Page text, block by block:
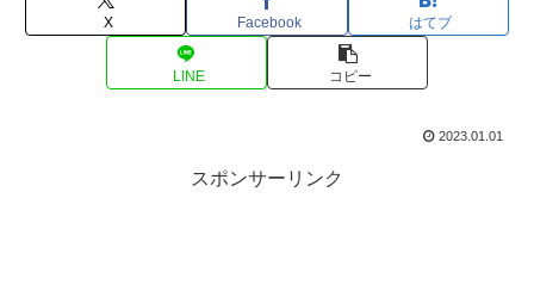
X Facebook はてブ
LINE コピー
2023.01.01
スポンサーリンク